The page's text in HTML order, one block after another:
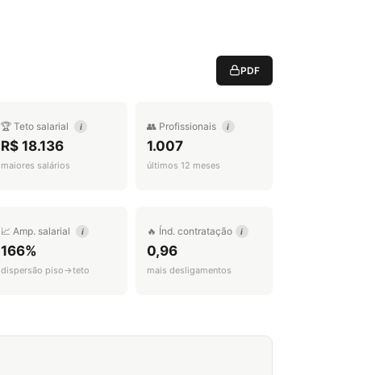
PDF
🏆 Teto salarial i
R$ 18.136
maiores salários
👥 Profissionais i
1.007
últimos 12 meses
📈 Amp. salarial i
166%
dispersão piso→teto
🔥 Índ. contratação i
0,96
mais desligamentos